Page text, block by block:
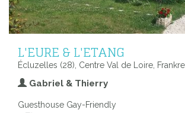
L'EURE & L'ETANG
Écluzelles (28), Centre Val de Loire,
Gabriel & Thierry
Guesthouse Gay-Friendly